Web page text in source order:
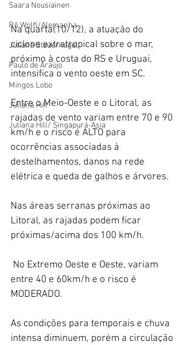
Saara Nousiainen
Rô Wolfl/Alemanha
Juliana Steuernagel
Paulo de Araújo
Mingos Lobo
Juliana Hill
Juliana Hill/ Singapura-Ásia
Na quarta(10/12), a atuação do
ciclone extratropical sobre o mar,
próximo à costa do RS e Uruguai,
intensifica o vento oeste em SC.
Entre o Meio-Oeste e o Litoral, as
rajadas de vento variam entre 70 e 90
km/h e o risco é ALTO para
ocorrências associadas à
destelhamentos, danos na rede
elétrica e queda de galhos e árvores.
Nas áreas serranas próximas ao
Litoral, as rajadas podem ficar
próximas/acima dos 100 km/h.
entre 40 e 60km/h e o risco é
MODERADO.
As condições para temporais e chuva
intensa diminuem, porém a circulação